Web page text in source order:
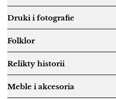
Druki i fotografie
Folklor
Relikty historii
Meble i akcesoria